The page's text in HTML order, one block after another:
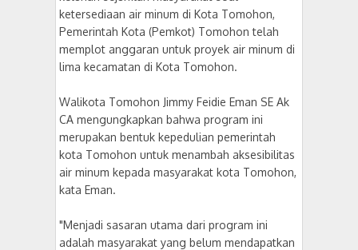
ketersediaan air minum di Kota Tomohon,
Pemerintah Kota (Pemkot) Tomohon telah
memplot anggaran untuk proyek air minum di
lima kecamatan di Kota Tomohon.
Walikota Tomohon Jimmy Feidie Eman SE Ak
CA mengungkapkan bahwa program ini
merupakan bentuk kepedulian pemerintah
kota Tomohon untuk menambah aksesibilitas
air minum kepada masyarakat kota Tomohon,
kata Eman.
"Menjadi sasaran utama dari program ini
adalah masyarakat yang belum mendapatkan